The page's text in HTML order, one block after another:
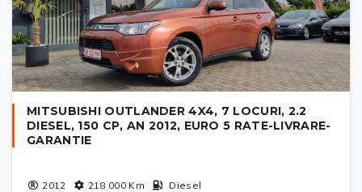
MITSUBISHI OUTLANDER 4X4, 7 LOCURI, 2.2
DIESEL, 150 CP, AN 2012, EURO 5 RATE-LIVRARE-
GARANTIE
2012 218 000Km Diesel